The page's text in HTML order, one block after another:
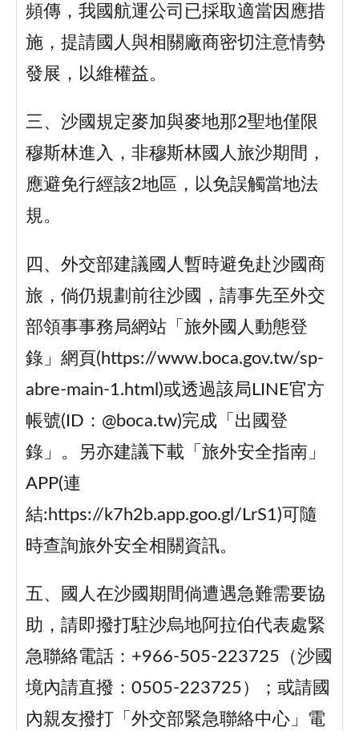
頻傳，我國航運公司已採取適當因應措
施，提請國人與相關廠商密切注意情勢
發展，以維權益。
三、沙國規定麥加與麥地那2聖地僅限
穆斯林進入，非穆斯林國人旅沙期間，
應避免行經該2地區，以免誤觸當地法
規。
四、外交部建議國人暫時避免赴沙國商
旅，倘仍規劃前往沙國，請事先至外交
部領事事務局網站「旅外國人動態登
錄」網頁(https://www.boca.gov.tw/sp-
abre-main-1.html)或透過該局LINE官方
帳號(ID：@boca.tw)完成「出國登
錄」。另亦建議下載「旅外安全指南」
APP(連
結:https://k7h2b.app.goo.gl/LrS1)可隨
時查詢旅外安全相關資訊。
五、國人在沙國期間倘遭遇急難需要協
助，請即撥打駐沙烏地阿拉伯代表處緊
急聯絡電話：+966-505-223725（沙國
境內請直撥：0505-223725）；或請國
內親友撥打「外交部緊急聯絡中心」電